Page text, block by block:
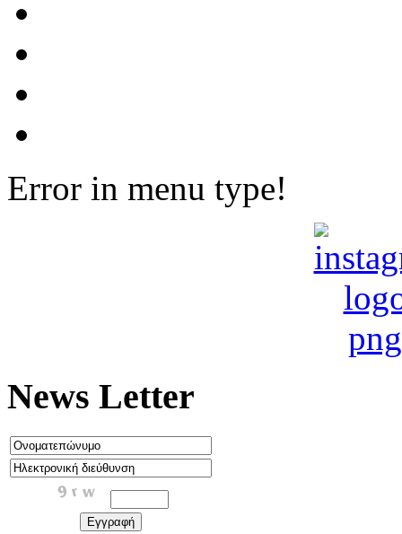
Error in menu type!
News Letter